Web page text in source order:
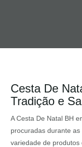
Cesta De
Tradição e
A Cesta De Natal BH
procuradas durante
variedade de